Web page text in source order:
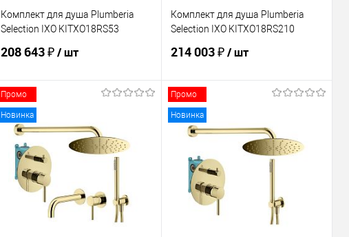
Комплект для душа Plumberia
Selection IXO KITXO18RS53
208 643 ₽/ шт
Купить в 1 клик
Сравнение
В избранное
В наличии
Комплект для душа Plumberia
Selection IXO KITXO18RS210
214 003 ₽/ шт
Купить в 1 клик
Сравнение
В избранное
В наличии
Промо
Новинка
Промо
Новинка